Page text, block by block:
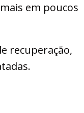
em poucos
recuperação,